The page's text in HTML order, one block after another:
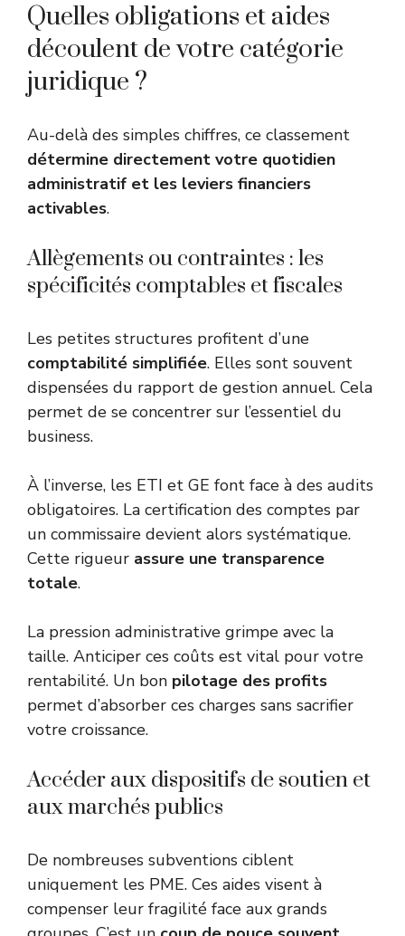
Quelles obligations et aides
découlent de votre catégorie
juridique ?
Au-delà des simples chiffres, ce classement
détermine directement votre quotidien
administratif et les leviers financiers
activables.
Allègements ou contraintes : les
spécificités comptables et fiscales
Les petites structures profitent d’une
comptabilité simplifiée. Elles sont souvent
dispensées du rapport de gestion annuel. Cela
permet de se concentrer sur l’essentiel du
business.
À l’inverse, les ETI et GE font face à des audits
obligatoires. La certification des comptes par
un commissaire devient alors systématique.
Cette rigueur assure une transparence
totale.
La pression administrative grimpe avec la
taille. Anticiper ces coûts est vital pour votre
rentabilité. Un bon pilotage des profits
permet d’absorber ces charges sans sacrifier
votre croissance.
Accéder aux dispositifs de soutien et
aux marchés publics
De nombreuses subventions ciblent
uniquement les PME. Ces aides visent à
compenser leur fragilité face aux grands